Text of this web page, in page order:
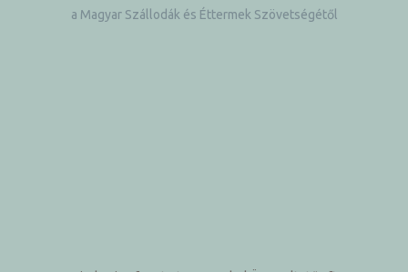
a Magyar Szállodák és Éttermek Szövetségétől